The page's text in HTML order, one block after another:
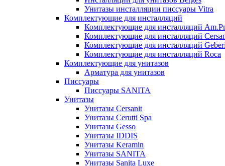
Унитазы инсталляции писсуары Vitra
Комплектующие для инсталляций
Комплектующие для инсталляций
Комплектующие для инсталляций
Комплектующие для инсталляций
Комплектующие для инсталляций Roca
Комплектующие для унитазов
Арматура для унитазов
Писсуары
Писсуары SANITA
Унитазы
Унитазы Cersanit
Унитазы Cerutti Spa
Унитазы Gesso
Унитазы IDDIS
Унитазы Keramin
Унитазы SANITA
Унитазы Sanita Luxe